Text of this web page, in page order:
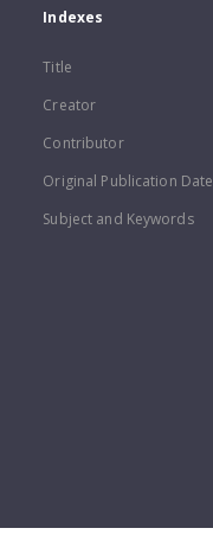
Indexes
Title
Creator
Contributor
Original Publication Date
Subject and Keywords